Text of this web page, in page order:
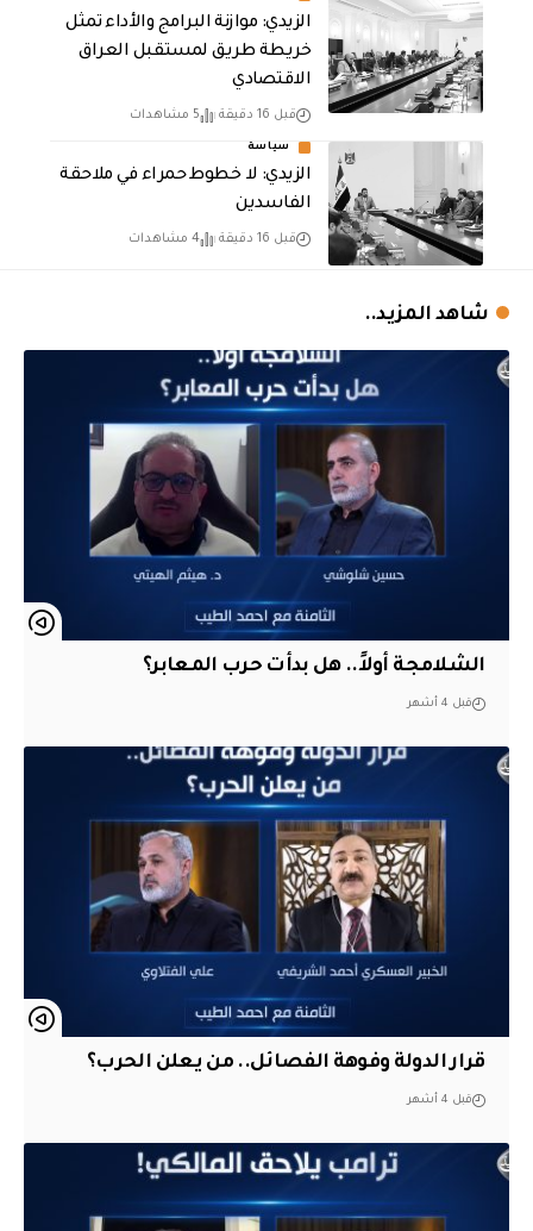
الزيدي: موازنة البرامج والأداء تمثل
خريطة طريق لمستقبل العراق
الاقتصادي
قبل 16 دقيقة 5 مشاهدات
سياسة
الزيدي: لا خطوط حمراء في ملاحقة
الفاسدين
قبل 16 دقيقة 4 مشاهدات
شاهد المزيد..
الشلامجة أولاً.. هل بدأت حرب المعابر؟
قبل 4 أشهر
قرار الدولة وفوهة الفصائل.. من يعلن الحرب؟
قبل 4 أشهر